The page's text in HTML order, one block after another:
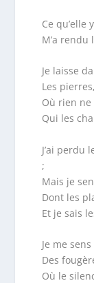
Ce qu’elle
M’a
Je laisse
Les
Où rien
Qui les
J’ai perdu
;
Mais je
Dont les
Et je sais
Je me
Des
Où le